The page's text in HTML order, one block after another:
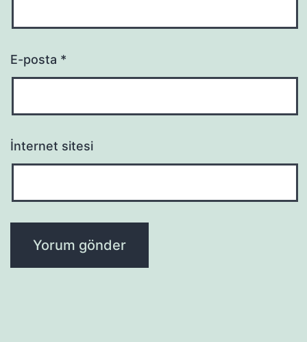
E-posta *
İnternet sitesi